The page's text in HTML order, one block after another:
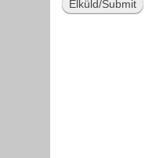
Elküld/Submit